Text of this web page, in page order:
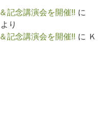
記念講演会を開催!! に
より
記念講演会を開催!! に Ｋ